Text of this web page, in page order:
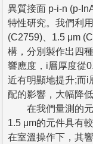
異質接面 p-i-n (p-
特性研究。我們利
(C2759)、1.5 μm
構，分別製作出四
響應度，i層厚度從
近有明顯地提升;而i
配的影響，大幅降
在我們量測的元
1.5 μm的元件具有
在室溫操作下，其